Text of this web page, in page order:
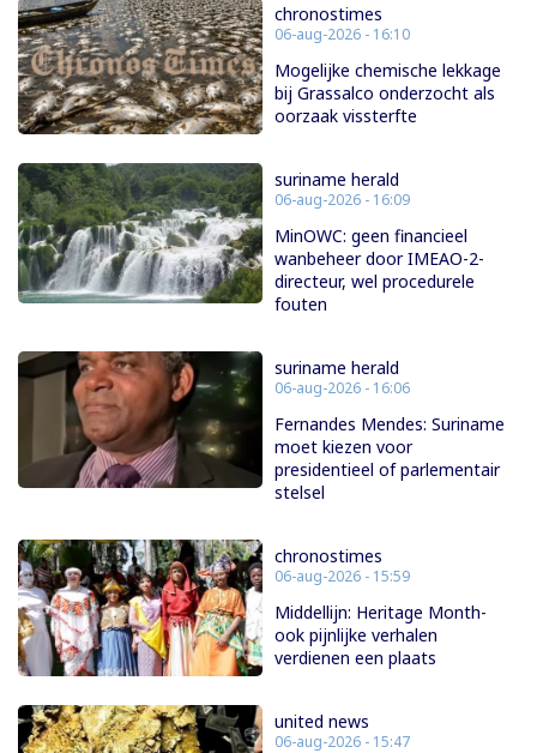
chronostimes
06-aug-2026 - 16:10
Mogelijke chemische lekkage
bij Grassalco onderzocht als
oorzaak vissterfte
suriname herald
06-aug-2026 - 16:09
MinOWC: geen financieel
wanbeheer door IMEAO-2-
directeur, wel procedurele
fouten
suriname herald
06-aug-2026 - 16:06
Fernandes Mendes: Suriname
moet kiezen voor
presidentieel of parlementair
stelsel
chronostimes
06-aug-2026 - 15:59
Middellijn: Heritage Month-
ook pijnlijke verhalen
verdienen een plaats
united news
06-aug-2026 - 15:47